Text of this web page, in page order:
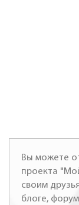
Вы можете
проекта
своим
блоге,